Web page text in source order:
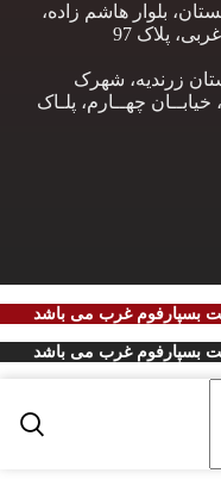
بلوار هاشم زاده،
زرندیه، شهرک
چهــارم، پلـاک
بسپارفوم غرب می باشد
بسپارفوم غرب می باشد